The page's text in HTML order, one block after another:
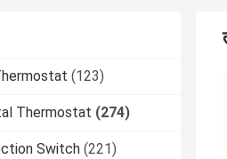
(123)
Thermostat (274)
Switch (221)